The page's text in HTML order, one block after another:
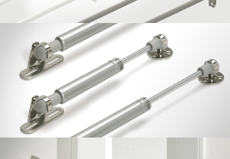
Pistones ELEVABLES y ABATIBLES